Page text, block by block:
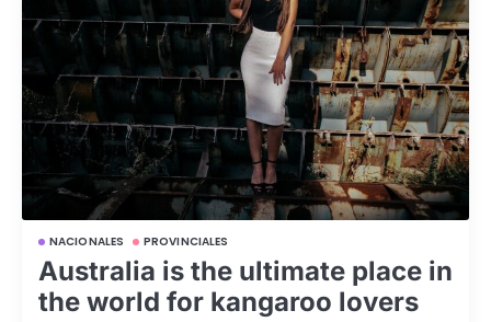
NACIONALES PROVINCIALES
Australia is the ultimate place in
the world for kangaroo lovers